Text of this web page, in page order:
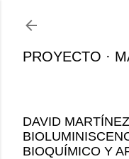
PROYECTO
DAVID
BIOQUÍMICO Y